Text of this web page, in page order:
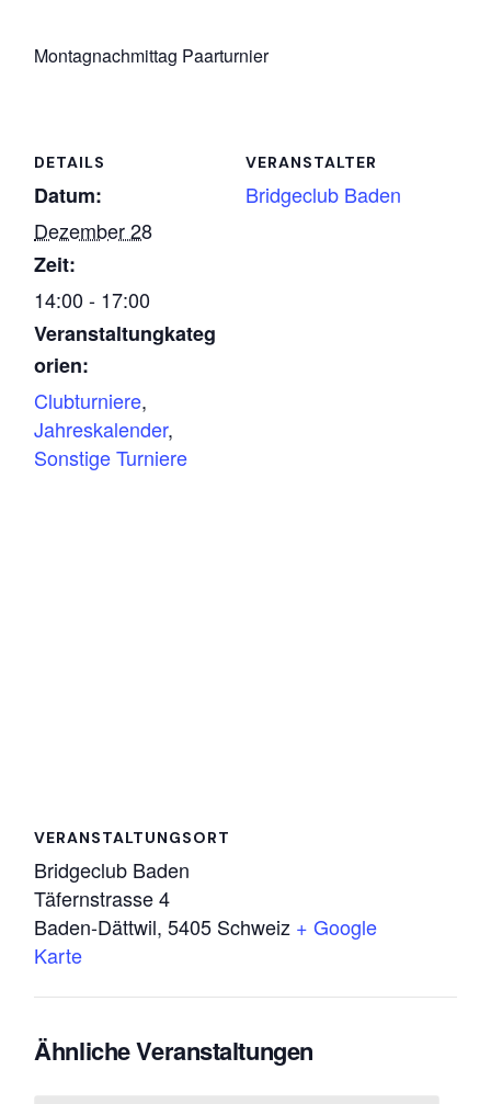
Montagnachmittag Paarturnier
DETAILS
Datum:
Dezember 28
Zeit:
14:00 - 17:00
Veranstaltungkateg
orien:
Clubturniere,
Jahreskalender,
Sonstige Turniere
VERANSTALTER
Bridgeclub Baden
VERANSTALTUNGSORT
Bridgeclub Baden
Täfernstrasse 4
Baden-Dättwil, 5405 Schweiz + Google
Karte
Ähnliche Veranstaltungen